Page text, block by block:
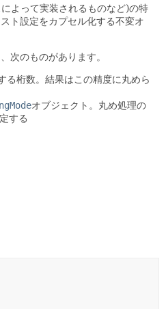
よって実装されるものなど)の特
ト設定をカプセル化する不変オ
次のものがあります。
る桁数。結果はこの精度に丸めら
オブジェクト。丸め処理の
する